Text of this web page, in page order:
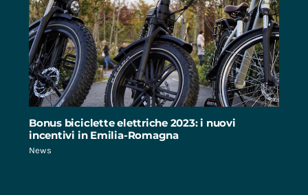
Bonus biciclette elettriche 2023: i nuovi
incentivi in Emilia-Romagna
News